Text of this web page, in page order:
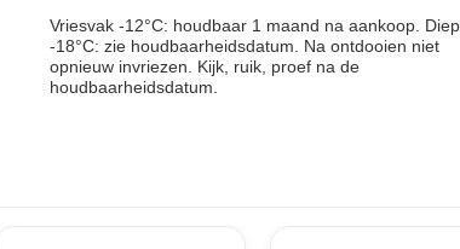
Vriesvak -12°C: houdbaar 1 maand na aankoop.
-18°C: zie houdbaarheidsdatum. Na ontdooien niet
opnieuw invriezen. Kijk, ruik, proef na de
houdbaarheidsdatum.